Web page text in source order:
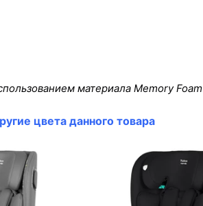
материала Memory Foam
цвета данного товара